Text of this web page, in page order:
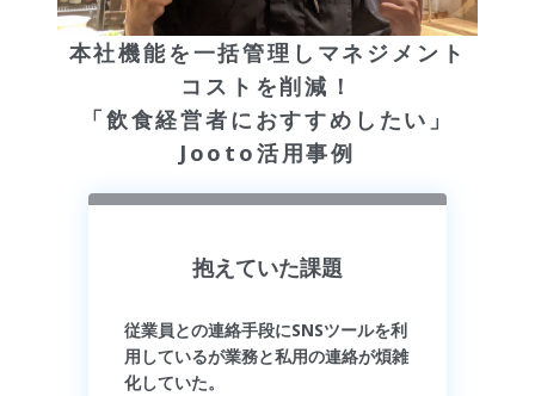
本社機能を一括管理しマネジメント
コストを削減！
「飲食経営者におすすめしたい」
Jooto活用事例
抱えていた課題
従業員との連絡手段にSNSツールを利
用しているが業務と私用の連絡が煩雑
化していた。